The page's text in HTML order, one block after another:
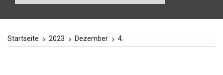
Startseite 2023 Dezember 4.